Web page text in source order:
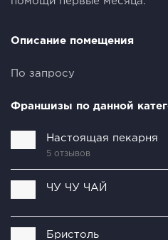
Описание помещения
По запросу
Франшизы по данной
Настоящая пекарня
5 отзывов
ЧУ ЧУ ЧАЙ
Бристоль